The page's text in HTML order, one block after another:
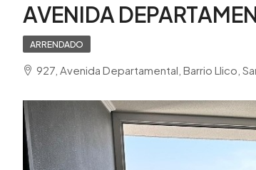
AVENIDA
ARRENDADO
927, Avenida Departamental, Barrio Llico,